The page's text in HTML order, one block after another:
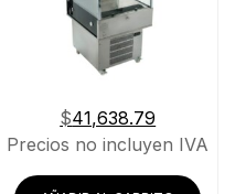
$41,638.79
Precios no incluyen IVA